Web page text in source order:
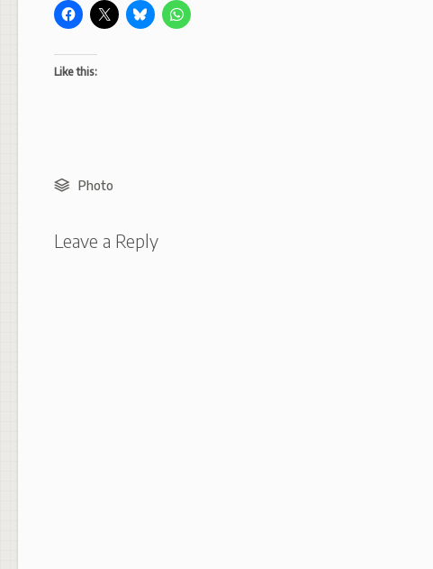
Like this:
Photo
Leave a Reply